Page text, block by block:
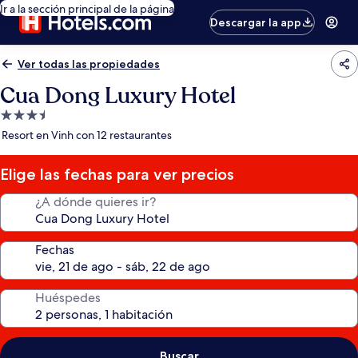
Ir a la sección principal de la página
Descargar la app
Ver todas las propiedades
Cua Dong Luxury Hotel
Propiedad
de
estrellas
Resort en Vinh con 12 restaurantes
Elige las fechas para ver precios
¿A dónde quieres ir?
Fechas
Huéspedes